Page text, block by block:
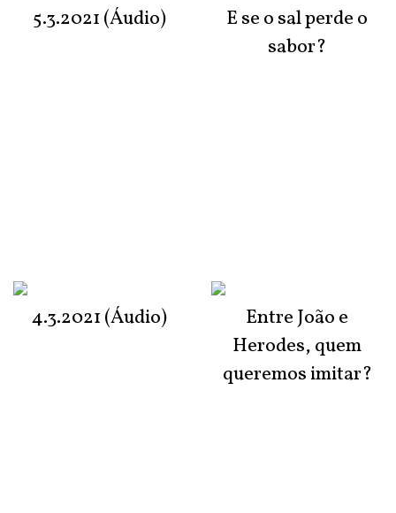
5.3.2021 (Áudio)
4.3.2021 (Áudio)
E se o sal perde o
sabor?
Entre João e
Herodes, quem
queremos imitar?